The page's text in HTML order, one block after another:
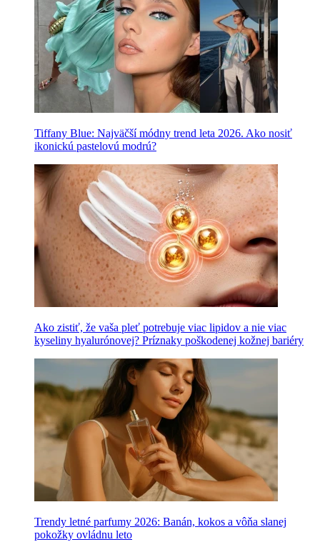
Tiffany Blue: Najväčší módny trend leta 2026. Ako nosiť
ikonickú pastelovú modrú?
Ako zistiť, že vaša pleť potrebuje viac lipidov a nie viac
kyseliny hyalurónovej? Príznaky poškodenej kožnej bariéry
Trendy letné parfumy 2026: Banán, kokos a vôňa slanej
pokožky ovládnu leto